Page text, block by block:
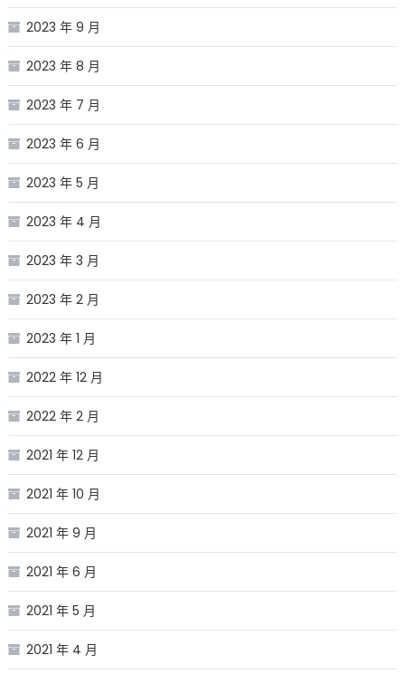
2023 年 9 月
2023 年 8 月
2023 年 7 月
2023 年 6 月
2023 年 5 月
2023 年 4 月
2023 年 3 月
2023 年 2 月
2023 年 1 月
2022 年 12 月
2022 年 2 月
2021 年 12 月
2021 年 10 月
2021 年 9 月
2021 年 6 月
2021 年 5 月
2021 年 4 月